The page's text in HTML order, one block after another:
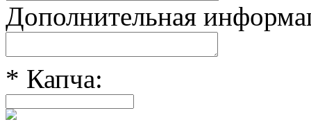
Дополнительная
* Капча: